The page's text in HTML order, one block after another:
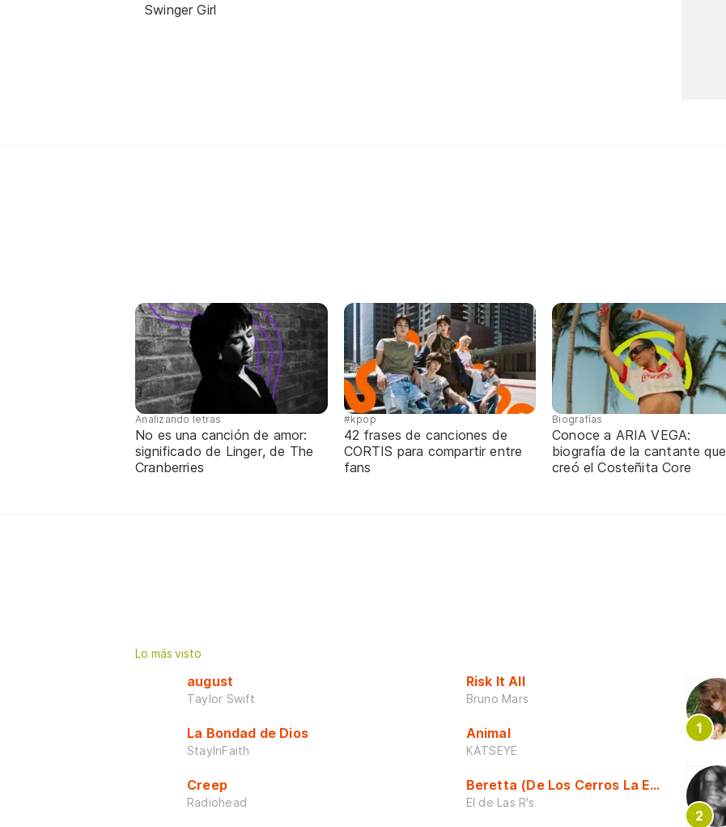
Swinger Girl
Analizando letras
No es una canción de amor:
significado de Linger, de The
Cranberries
#kpop
42 frases de canciones de
CORTIS para compartir entre
fans
Biografías
Conoce a ARIA VEGA:
biografía de la cantante que
creó el Costeñita Core
Lo más visto
august
Taylor Swift
La Bondad de Dios
StayInFaith
Creep
Radiohead
Risk It All
Bruno Mars
Animal
KATSEYE
Beretta (De Los Cerros La Escuela)
El de Las R's